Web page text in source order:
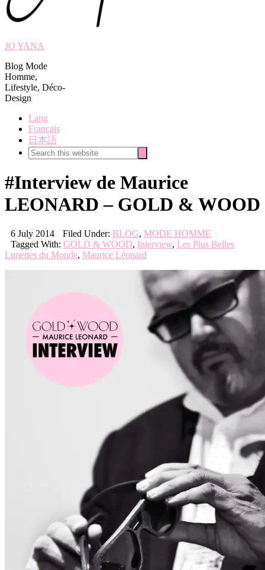
JO YANA
Blog Mode
Homme,
Lifestyle, Déco-
Design
Lang
Français
日本語
Search
this
#Interview de Maurice
LEONARD – GOLD & WOOD
6 July 2014 Filed Under: BLOG, MODE HOMME
Tagged With: GOLD & WOOD, Interview, Les Plus Belles
Lunettes du Monde, Maurice Léonard